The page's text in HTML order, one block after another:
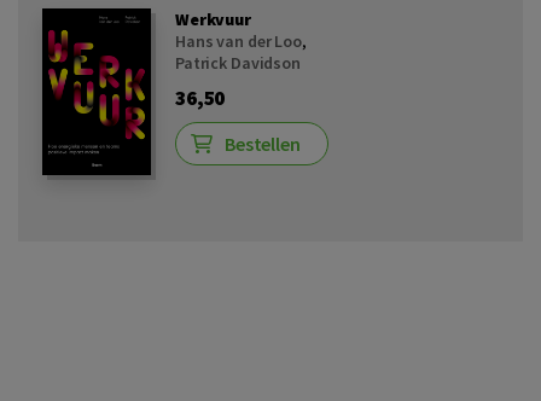
Werkvuur
Hans van der Loo,
Patrick Davidson
36,50
Bestellen